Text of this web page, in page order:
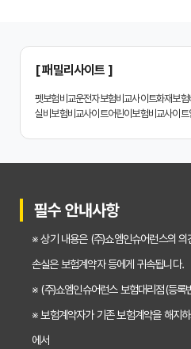
치아보험 비교사이트 똑똑하게
[ 패밀리사이트 ]
펫보험비교운전자보험비교사이트화재보험
실비보험비교사이트어린이보험비교사이트
필수 안내사항
※ 상기 내용은 (주)쇼엠인슈어런스의
손실은 보험계약자 등에게 귀속됩니다.
※ (주)쇼엠인슈어런스 보험대리점(등
※ 보험계약자가 기존 보험계약을 해지
에서